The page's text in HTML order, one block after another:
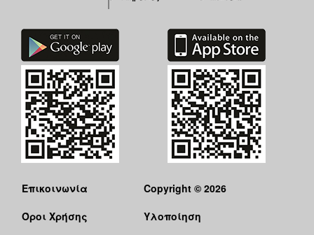
Επικοινωνία
Όροι Χρήσης
Copyright © 2026
Υλοποίηση